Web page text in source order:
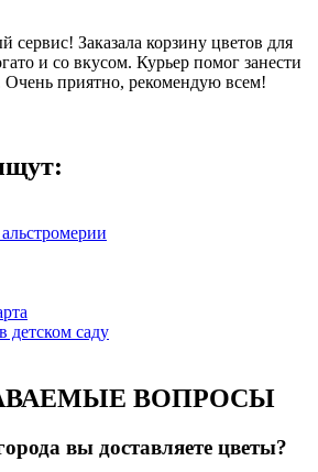
сервис! Заказала корзину цветов для
и со вкусом. Курьер помог занести
Очень приятно, рекомендую всем!
саду
ВОПРОСЫ
вы доставляете цветы?